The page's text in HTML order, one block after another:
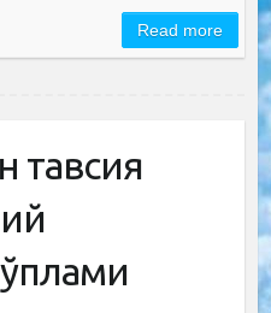
Read more
тавсия